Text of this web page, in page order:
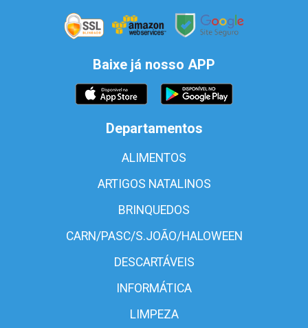
Baixe já nosso APP
Departamentos
ALIMENTOS
ARTIGOS NATALINOS
BRINQUEDOS
CARN/PASC/S.JOÃO/HALOWEEN
DESCARTÁVEIS
INFORMÁTICA
LIMPEZA